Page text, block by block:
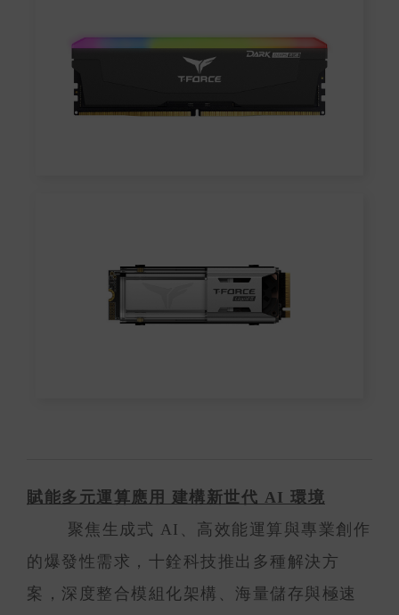
賦能多元運算應用 建構新世代 AI 環境
聚焦生成式 AI、高效能運算與專業創作
的爆發性需求，十銓科技推出多種解決方
案，深度整合模組化架構、海量儲存與極速